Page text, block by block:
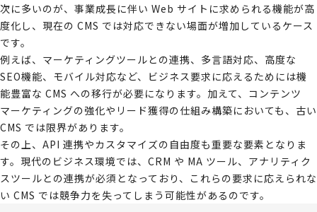
次に多いのが、事業成長に伴い Web サイトに求められる機能が高
度化し、現在の CMS では対応できない場面が増加しているケース
です。
例えば、マーケティングツールとの連携、多言語対応、高度な
SEO機能、モバイル対応など、ビジネス要求に応えるためには機
能豊富な CMS への移行が必要になります。加えて、コンテンツ
マーケティングの強化やリード獲得の仕組み構築においても、古い
CMS では限界があります。
その上、API 連携やカスタマイズの自由度も重要な要素となりま
す。現代のビジネス環境では、CRM や MA ツール、アナリティク
スツールとの連携が必須となっており、これらの要求に応えられな
い CMS では競争力を失ってしまう可能性があるのです。